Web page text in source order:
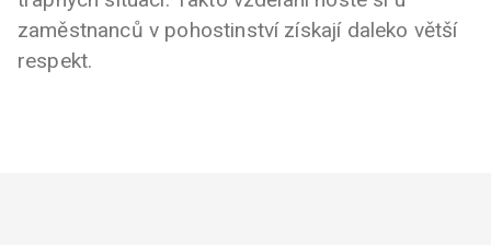
zaměstnanců v pohostinství získají daleko větší
respekt.